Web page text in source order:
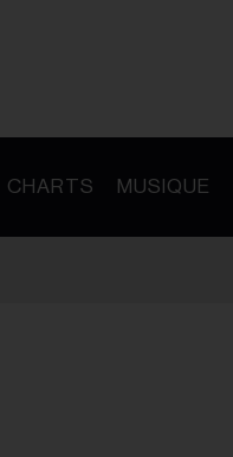
CHARTS MUSIQUE